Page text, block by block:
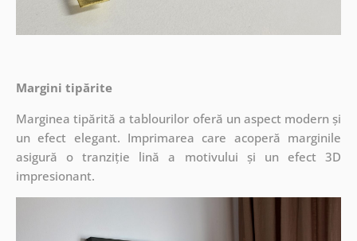
Margini tipărite
Marginea tipărită a tablourilor oferă un aspect modern și
un efect elegant. Imprimarea care acoperă marginile
asigură o tranziție lină a motivului și un efect 3D
impresionant.